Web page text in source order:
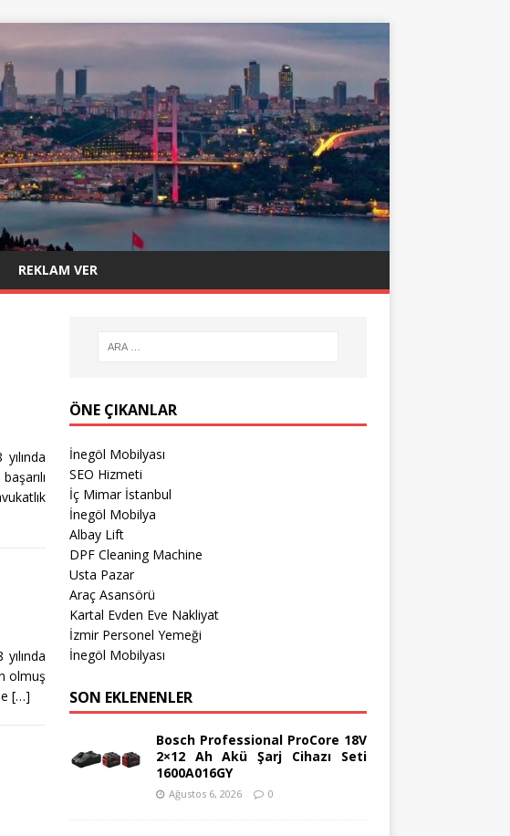
REKLAM VER
olmuş
[…]
ÖNE ÇIKANLAR
İnegöl Mobilyası
SEO Hizmeti
İç Mimar İstanbul
İnegöl Mobilya
Albay Lift
DPF Cleaning Machine
Usta Pazar
Araç Asansörü
Kartal Evden Eve Nakliyat
İzmir Personel Yemeği
İnegöl Mobilyası
SON EKLENENLER
Bosch Professional ProCore 18V
2×12 Ah Akü Şarj Cihazı Seti
1600A016GY
Ağustos 6, 2026 0